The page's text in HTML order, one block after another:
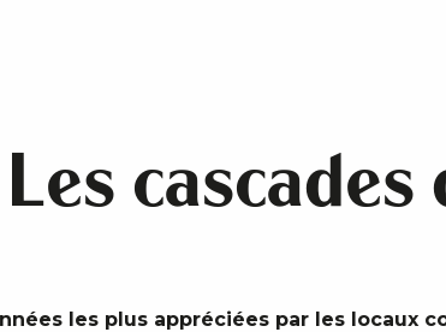
Les
les plus appréciées par les locaux